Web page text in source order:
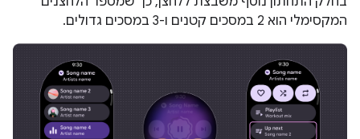
המקסימלי הוא 2 במסכים קטנים ו-3 במסכים גדולים.